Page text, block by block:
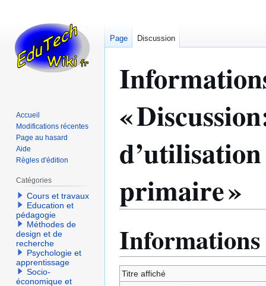
«
primaire »
navigation
recherche
Informations
Titre affiché
Page Discussion
Accueil
Modifications récentes
Page au hasard
Aide
Règles d'édition
Catégories
Cours et travaux
Education et
pédagogie
Méthodes de
design et de
recherche
Psychologie et
apprentissage
Socio-
économique et